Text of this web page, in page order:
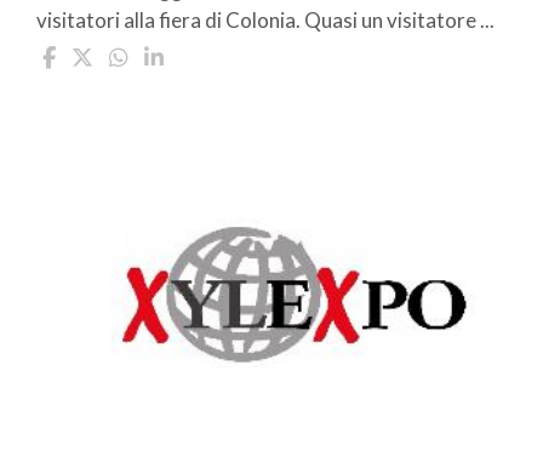
visitatori alla fiera di Colonia. Quasi un visitatore ...